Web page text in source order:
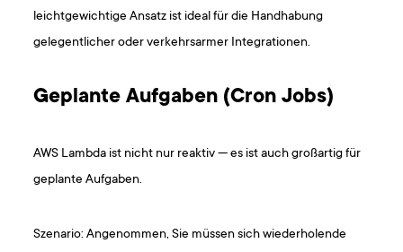
leichtgewichtige Ansatz ist ideal für die Handhabung
gelegentlicher oder verkehrsarmer Integrationen.
Geplante Aufgaben (Cron Jobs)
AWS Lambda ist nicht nur reaktiv — es ist auch großartig für
geplante Aufgaben.
Szenario: Angenommen, Sie müssen sich wiederholende